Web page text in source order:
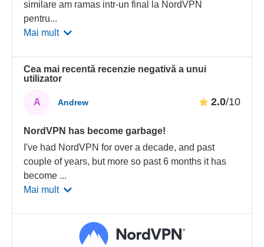
similare am ramas intr-un final la NordVPN
pentru...
Mai mult
Cea mai recentă recenzie negativă a unui
utilizator
A Andrew 2.0/10
NordVPN has become garbage!
I've had NordVPN for over a decade, and past
couple of years, but more so past 6 months it has
become ...
Mai mult